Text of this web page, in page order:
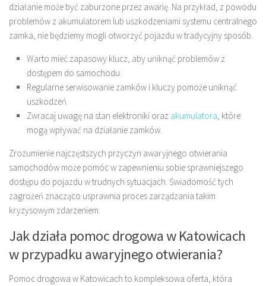
działanie może być zaburzone przez awarię. Na przykład, z powodu
problemów z akumulatorem lub uszkodzeniami systemu centralnego
zamka, nie będziemy mogli otworzyć pojazdu w tradycyjny sposób.
Warto mieć zapasowy klucz, aby uniknąć problemów z
dostępem do samochodu.
Regularne serwisowanie zamków i kluczy pomoże uniknąć
uszkodzeń.
Zwracaj uwagę na stan elektroniki oraz akumulatora, które
mogą wpływać na działanie zamków.
Zrozumienie najczęstszych przyczyn awaryjnego otwierania
samochodów może pomóc w zapewnieniu sobie sprawniejszego
dostępu do pojazdu w trudnych sytuacjach. Świadomość tych
zagrożeń znacząco usprawnia proces zarządzania takim
kryzysowym zdarzeniem.
Jak działa pomoc drogowa w Katowicach
w przypadku awaryjnego otwierania?
Pomoc drogowa w Katowicach to kompleksowa oferta, która